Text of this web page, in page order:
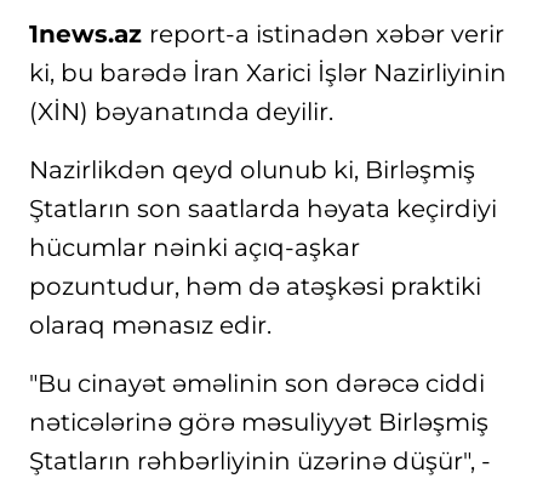
1news.az report-a istinadən xəbər verir
ki, bu barədə İran Xarici İşlər Nazirliyinin
(XİN) bəyanatında deyilir.
Nazirlikdən qeyd olunub ki, Birləşmiş
Ştatların son saatlarda həyata keçirdiyi
hücumlar nəinki açıq-aşkar
pozuntudur, həm də atəşkəsi praktiki
olaraq mənasız edir.
"Bu cinayət əməlinin son dərəcə ciddi
nəticələrinə görə məsuliyyət Birləşmiş
Ştatların rəhbərliyinin üzərinə düşür", -